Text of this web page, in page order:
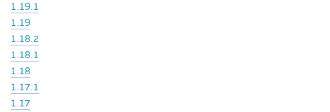
1.19.1
1.19
1.18.2
1.18.1
1.18
1.17.1
1.17